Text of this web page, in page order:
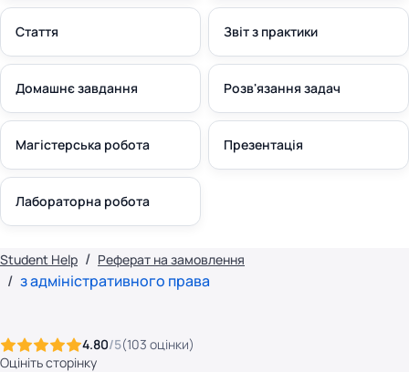
Стаття Звіт з практики
Домашнє завдання Розв'язання задач
Магістерська робота Презентація
Лабораторна робота
Student Help Реферат на замовлення
з адміністративного права
4.80/5(103 оцінки)
Оцініть сторінку